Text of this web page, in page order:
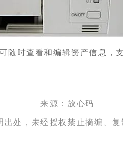
随时查看和编辑资产信息，
来源：放心码
出处，未经授权禁止摘编、